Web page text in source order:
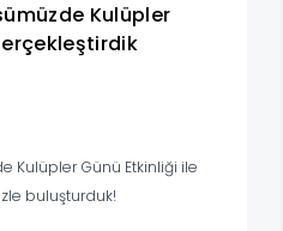
Kulüpler
Kulüpler Günü Etkinliği ile
buluşturduk!